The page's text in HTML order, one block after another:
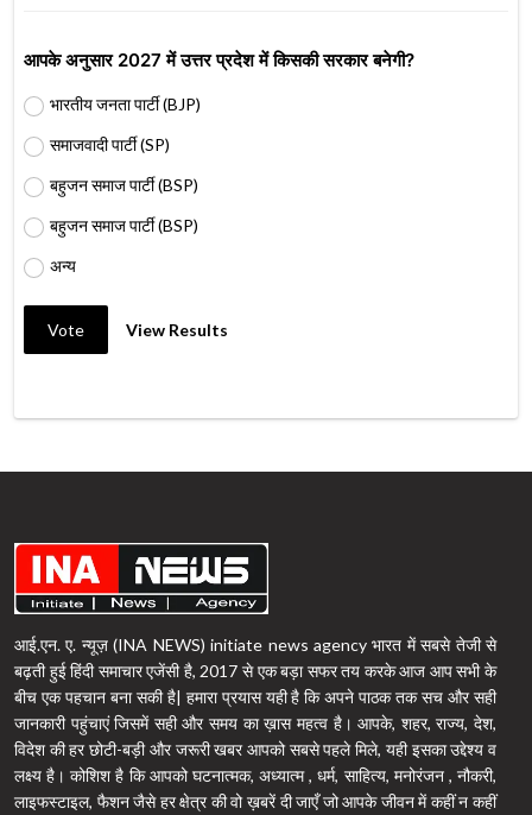
आपके अनुसार 2027 में उत्तर प्रदेश में किसकी सरकार बनेगी?
भारतीय जनता पार्टी (BJP)
समाजवादी पार्टी (SP)
बहुजन समाज पार्टी (BSP)
बहुजन समाज पार्टी (BSP)
अन्य
Vote View Results
आई.एन. ए. न्यूज़ (INA NEWS) initiate news agency भारत में सबसे तेजी से
बढ़ती हुई हिंदी समाचार एजेंसी है, 2017 से एक बड़ा सफर तय करके आज आप सभी के
बीच एक पहचान बना सकी है| हमारा प्रयास यही है कि अपने पाठक तक सच और सही
जानकारी पहुंचाएं जिसमें सही और समय का ख़ास महत्व है। आपके, शहर, राज्य, देश,
विदेश की हर छोटी-बड़ी और जरूरी खबर आपको सबसे पहले मिले, यही इसका उद्देश्य व
लक्ष्य है। कोशिश है कि आपको घटनात्मक, अध्यात्म , धर्म, साहित्य, मनोरंजन , नौकरी,
लाइफस्टाइल, फैशन जैसे हर क्षेत्र की वो ख़बरें दी जाएँ जो आपके जीवन में कहीं न कहीं